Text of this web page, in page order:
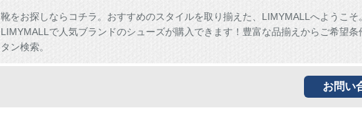
靴をお探しならコチラ。おすすめのスタイルを取り揃えた、LIMYMALLへようこそ
LIMYMALLで人気ブランドのシューズが購入できます！豊富な品揃えからご希望条
タン検索。
お問い